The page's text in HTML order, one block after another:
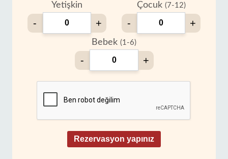
Yetişkin
- +
Çocuk (7-12)
- +
Bebek (1-6)
- +
Rezervasyon yapınız